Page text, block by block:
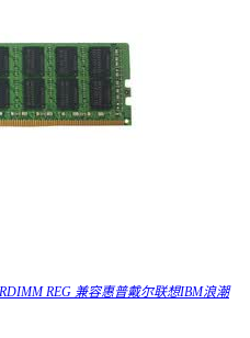
REG 兼容惠普戴尔联想IBM浪潮